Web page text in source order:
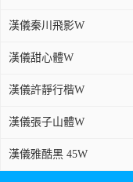
漢儀秦川飛影W
漢儀甜心體W
漢儀許靜行楷W
漢儀張子山體W
漢儀雅酷黑 45W